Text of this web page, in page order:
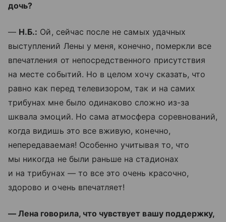
дочь?
— Н.Б.: Ой, сейчас после не самых удачных
выступлений Лены у меня, конечно, померкли все
впечатления от непосредственного присутствия
на месте событий. Но в целом хочу сказать, что
равно как перед телевизором, так и на самих
трибунах мне было одинаково сложно из-за
шквала эмоций. Но сама атмосфера соревнований,
когда видишь это все вживую, конечно,
непередаваемая! Особенно учитывая то, что
мы никогда не были раньше на стадионах
и на трибунах — то все это очень красочно,
здорово и очень впечатляет!
— Лена говорила, что чувствует вашу поддержку,